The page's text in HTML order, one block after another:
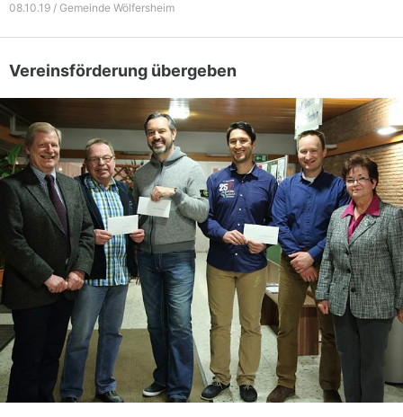
08.10.19 / Gemeinde Wölfersheim
Vereinsförderung übergeben